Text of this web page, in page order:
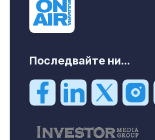
Последвайте ни...